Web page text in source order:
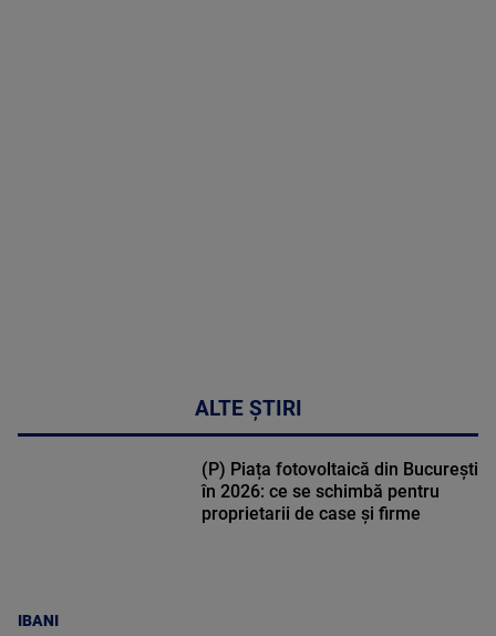
ALTE ȘTIRI
IBANI
(P) Piața fotovoltaică din București
în 2026: ce se schimbă pentru
proprietarii de case și firme